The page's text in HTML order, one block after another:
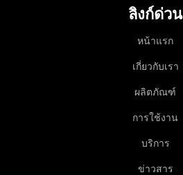
ลิงก์ด่วน
หน้าแรก
เกี่ยวกับเรา
ผลิตภัณฑ์
การใช้งาน
บริการ
ข่าวสาร